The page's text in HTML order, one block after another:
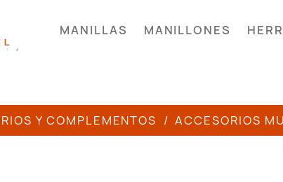
MANILLAS MANILLONES
Y COMPLEMENTOS ACCESORIOS